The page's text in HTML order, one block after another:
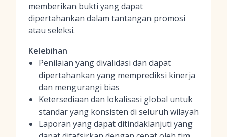
memberikan bukti yang dapat
dipertahankan dalam tantangan promosi
atau seleksi.
Kelebihan
Penilaian yang divalidasi dan dapat
dipertahankan yang memprediksi kinerja
dan mengurangi bias
Ketersediaan dan lokalisasi global untuk
standar yang konsisten di seluruh wilayah
Laporan yang dapat ditindaklanjuti yang